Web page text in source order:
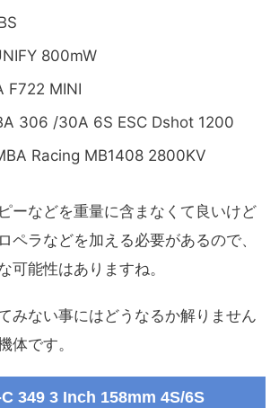
800mW
F722 MINI
306 /30A 6S ESC Dshot 1200
Racing MB1408 2800KV
ーなどを重量に含まなくて良いけど
ペラなどを加える必要があるので、
可能性はありますね。
みない事にはどうなるか解りません
体です。
349 3 Inch 158mm 4S/6S